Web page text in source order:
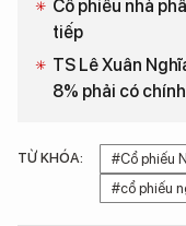
Cổ phiếu nhà
tiếp
TS Lê Xuân
8% phải có
TỪ KHÓA: #Cổ phiếu
#cổ phiếu